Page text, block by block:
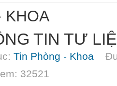
KHOA
TIN TƯ
Tin Phòng - Khoa
32521